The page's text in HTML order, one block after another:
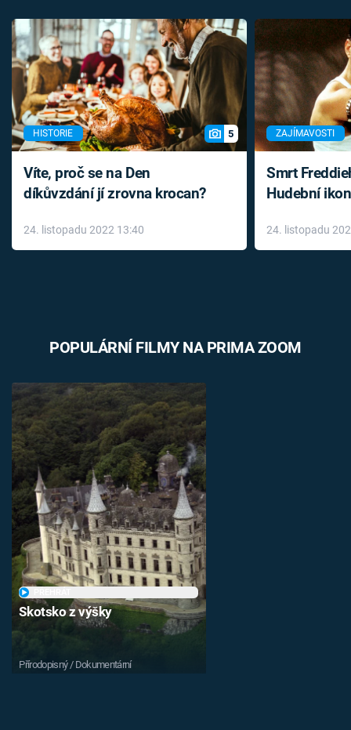
HISTORIE 5
Víte, proč se na Den
díkůvzdání jí zrovna krocan?
24. listopadu 2022 13:40
ZAJÍMAVOSTI
Smrt
Hudební
léky
24. listopadu
POPULÁRNÍ FILMY NA PRIMA ZOOM
Skotsko z výšky
Přírodopisný / Dokumentární